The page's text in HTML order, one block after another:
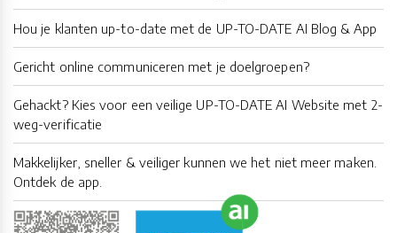
Hou je klanten up-to-date met de UP-TO-DATE AI Blog & App
Gericht online communiceren met je doelgroepen?
Gehackt? Kies voor een veilige UP-TO-DATE AI Website met 2-
weg-verificatie
Makkelijker, sneller & veiliger kunnen we het niet meer maken.
Ontdek de app.